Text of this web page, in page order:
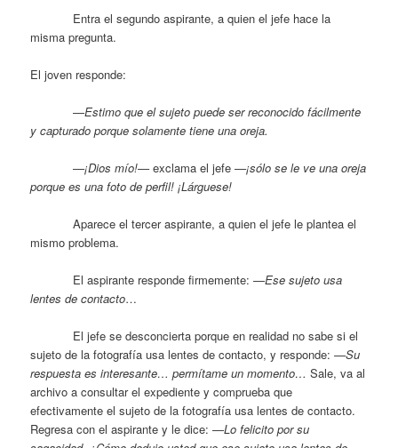
Entra el segundo aspirante, a quien el jefe hace la
misma pregunta.
El joven responde:
—Estimo que el sujeto puede ser reconocido fácilmente
y capturado porque solamente tiene una oreja.
—¡Dios mío!—exclama el jefe —¡sólo se le ve una oreja
porque es una foto de perfil! ¡Lárguese!
Aparece el tercer aspirante, a quien el jefe le plantea el
mismo problema.
El aspirante responde firmemente: —Ese sujeto usa
lentes de contacto…
El jefe se desconcierta porque en realidad no sabe si el
sujeto de la fotografía usa lentes de contacto, y responde: —Su
respuesta es interesante… permítame un momento…Sale, va al
archivo a consultar el expediente y comprueba que
efectivamente el sujeto de la fotografía usa lentes de contacto.
Regresa con el aspirante y le dice: —Lo felicito por su